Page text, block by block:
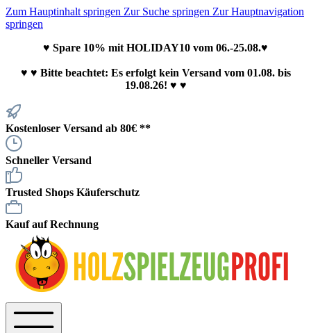
Zum Hauptinhalt springen Zur Suche springen Zur Hauptnavigation
springen
♥ Spare 10% mit HOLIDAY10 vom 06.-25.08.♥
♥ ♥ Bitte beachtet: Es erfolgt kein Versand vom 01.08. bis
19.08.26! ♥ ♥
Kostenloser Versand ab 80€ **
Schneller Versand
Trusted Shops Käuferschutz
Kauf auf Rechnung